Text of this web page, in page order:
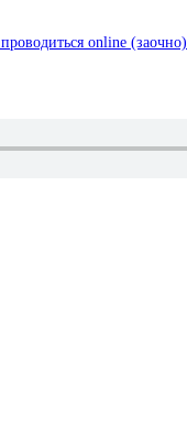
online (заочно).